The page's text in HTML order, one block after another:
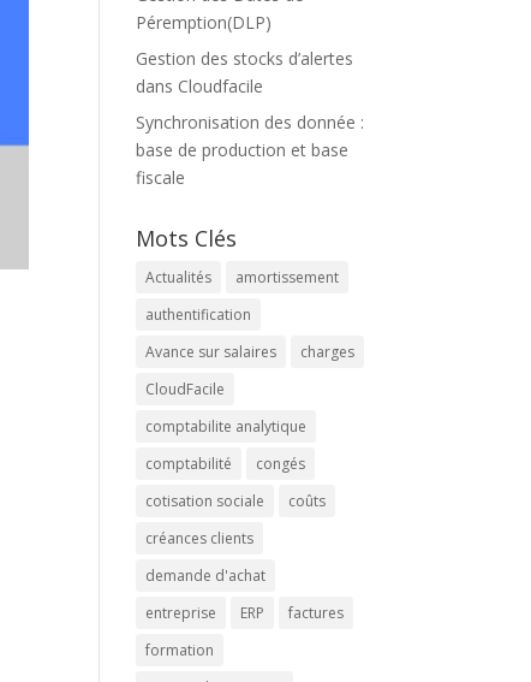
Péremption(DLP)
Gestion des stocks d’alertes
dans Cloudfacile
Synchronisation des donnée :
base de production et base
fiscale
Mots Clés
Actualités
amortissement
authentification
Avance sur salaires
charges
CloudFacile
comptabilite analytique
comptabilité
congés
cotisation sociale
coûts
créances clients
demande d'achat
entreprise
ERP
factures
formation